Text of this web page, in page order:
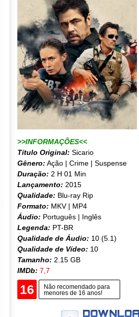
>>INFORMAÇÕES<<
Título Original: Sicario
Gênero: Ação | Crime | Suspense
Duração: 2 H 01 Min
Lançamento: 2015
Qualidade: Blu-ray Rip
Formato: MKV | MP4
Áudio: Português | Inglês
Legenda: PT-BR
Qualidade de Áudio: 10 (5.1)
Qualidade de Vídeo: 10
Tamanho: 2.15 GB
IMDb: 7,7
16
Não recomendado para
menores de 16 anos!